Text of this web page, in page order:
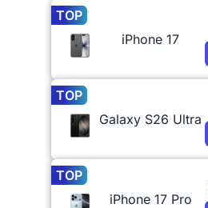
TOP
iPhone 17
TOP
Galaxy S26 Ultra
TOP
iPhone 17 Pro